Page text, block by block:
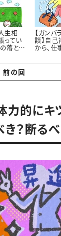
生相
ってい
落とし
【ガンバ
談】自
から、仕
前の回
力的に
？断るべ